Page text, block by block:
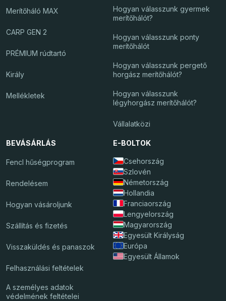
Merítőháló MAX
CARP GEN 2
PRÉMIUM rúdtartó
Király
Mellékletek
Hogyan válasszunk gyermek
merítőhálót?
Hogyan válasszunk ponty
merítőhálót
Hogyan válasszunk pergető
horgász merítőhálót?
Hogyan válasszunk
légyhorgász merítőhálót?
Vállalatközi
BEVÁSÁRLÁS
Fencl hűségprogram
Rendelésem
Hogyan vásároljunk
Szállítás és fizetés
Visszaküldés és panaszok
Felhasználási feltételek
A személyes adatok
védelmének feltételei
E-BOLTOK
Csehország
Szlovén
Németország
Hollandia
Franciaország
Lengyelország
Magyarország
Egyesült Királyság
Európa
Egyesült Államok